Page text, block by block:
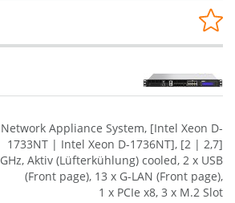
Network Appliance System, [Intel Xeon D-
1733NT | Intel Xeon D-1736NT], [2 | 2,7]
GHz, Aktiv (Lüfterkühlung) cooled, 2 x USB
(Front page), 13 x G-LAN (Front page),
1 x PCIe x8, 3 x M.2 Slot